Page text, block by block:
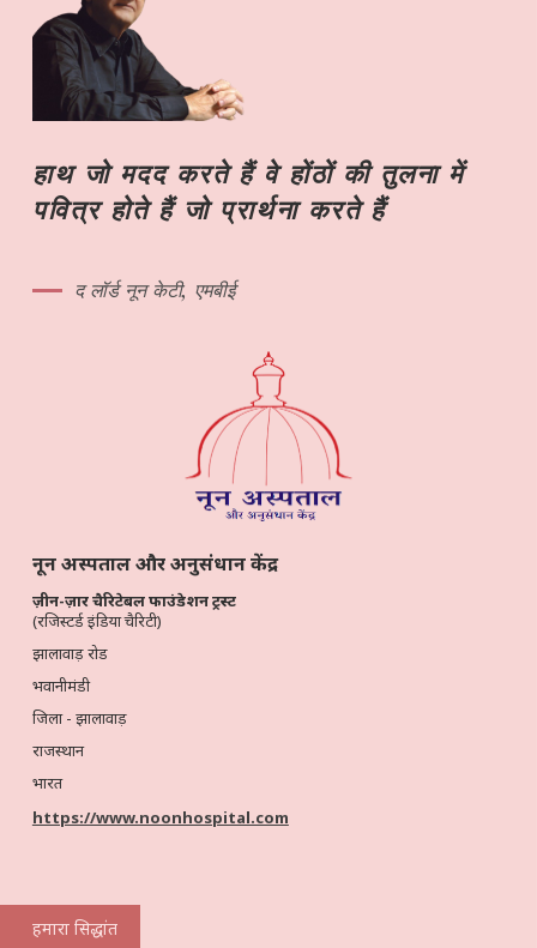
हाथ जो मदद करते हैं वे होंठों की तुलना में
पवित्र होते हैं जो प्रार्थना करते हैं
द लॉर्ड नून केटी, एमबीई
नून अस्पताल और अनुसंधान केंद्र
ज़ीन-ज़ार चैरिटेबल फाउंडेशन ट्रस्ट
(रजिस्टर्ड इंडिया चैरिटी)
झालावाड़ रोड
भवानीमंडी
जिला - झालावाड़
राजस्थान
भारत
https://www.noonhospital.com
हमारा सिद्धांत